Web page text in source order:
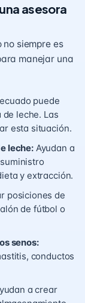
asesora
siempre es
manejar una
puede
leche. Las
esta situación.
leche:Ayudan a
y extracción.
posiciones de
de fútbol o
senos:
conductos
a crear